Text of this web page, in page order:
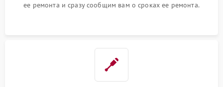
ее ремонта и сразу сообщим вам о сроках ее ремонта.